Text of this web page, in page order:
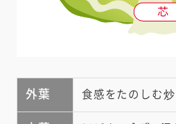
外葉 食感をたのしむ